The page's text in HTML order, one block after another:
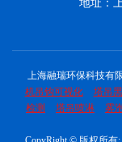
上海融瑞环保科技有
机吊钩可视化
塔吊
检测
塔吊喷淋 雾